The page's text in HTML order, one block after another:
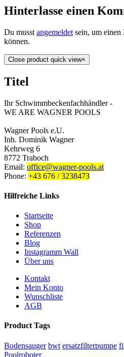
Hinterlasse einen
Du musst angemeldet sein, um einen
können.
Close product quick view×
Titel
Ihr Schwimmbeckenfachhändler -
WE ARE WAGNER POOLS
Wagner Pools e.U.
Inh. Dominik Wagner
Kehrweg 6
8772 Traboch
Email: office@wagner-pools.at
Phone: +43 676 / 3238473
Hilfreiche Links
Startseite
Shop
Referenzen
Blog
Instagramm Wall
Über uns
Kontakt
Mein Konto
Wunschliste
AGB
Product Tags
Bodensauger bwt ersatzfilterpumpe
Poolroboter